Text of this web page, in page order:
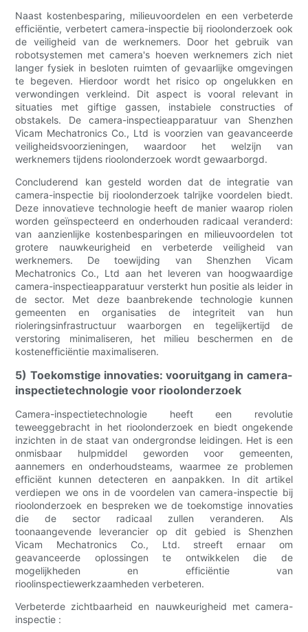
Naast kostenbesparing, milieuvoordelen en een verbeterde
efficiëntie, verbetert camera-inspectie bij rioolonderzoek ook
de veiligheid van de werknemers. Door het gebruik van
robotsystemen met camera's hoeven werknemers zich niet
langer fysiek in besloten ruimten of gevaarlijke omgevingen
te begeven. Hierdoor wordt het risico op ongelukken en
verwondingen verkleind. Dit aspect is vooral relevant in
situaties met giftige gassen, instabiele constructies of
obstakels. De camera-inspectieapparatuur van Shenzhen
Vicam Mechatronics Co., Ltd is voorzien van geavanceerde
veiligheidsvoorzieningen, waardoor het welzijn van
werknemers tijdens rioolonderzoek wordt gewaarborgd.
Concluderend kan gesteld worden dat de integratie van
camera-inspectie bij rioolonderzoek talrijke voordelen biedt.
Deze innovatieve technologie heeft de manier waarop riolen
worden geïnspecteerd en onderhouden radicaal veranderd:
van aanzienlijke kostenbesparingen en milieuvoordelen tot
grotere nauwkeurigheid en verbeterde veiligheid van
werknemers. De toewijding van Shenzhen Vicam
Mechatronics Co., Ltd aan het leveren van hoogwaardige
camera-inspectieapparatuur versterkt hun positie als leider in
de sector. Met deze baanbrekende technologie kunnen
gemeenten en organisaties de integriteit van hun
rioleringsinfrastructuur waarborgen en tegelijkertijd de
verstoring minimaliseren, het milieu beschermen en de
kostenefficiëntie maximaliseren.
5) Toekomstige innovaties: vooruitgang in camera-
inspectietechnologie voor rioolonderzoek
Camera-inspectietechnologie heeft een revolutie
teweeggebracht in het rioolonderzoek en biedt ongekende
inzichten in de staat van ondergrondse leidingen. Het is een
onmisbaar hulpmiddel geworden voor gemeenten,
aannemers en onderhoudsteams, waarmee ze problemen
efficiënt kunnen detecteren en aanpakken. In dit artikel
verdiepen we ons in de voordelen van camera-inspectie bij
rioolonderzoek en bespreken we de toekomstige innovaties
die de sector radicaal zullen veranderen. Als
toonaangevende leverancier op dit gebied is Shenzhen
Vicam Mechatronics Co., Ltd. streeft ernaar om
geavanceerde oplossingen te ontwikkelen die de
mogelijkheden en efficiëntie van
rioolinspectiewerkzaamheden verbeteren.
Verbeterde zichtbaarheid en nauwkeurigheid met camera-
inspectie :